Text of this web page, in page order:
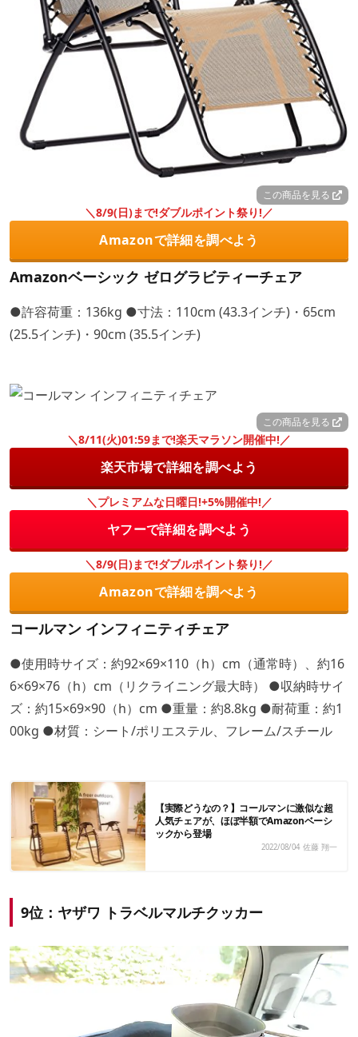
この商品を見る
＼8/9(日)まで!ダブルポイント祭り!／
Amazonで詳細を調べよう
Amazonベーシック ゼログラビティーチェア
●許容荷重：136kg ●寸法：110cm (43.3インチ)・65cm
(25.5インチ)・90cm (35.5インチ)
この商品を見る
＼8/11(火)01:59まで!楽天マラソン開催中!／
楽天市場で詳細を調べよう
＼プレミアムな日曜日!+5%開催中!／
ヤフーで詳細を調べよう
＼8/9(日)まで!ダブルポイント祭り!／
Amazonで詳細を調べよう
コールマン インフィニティチェア
●使用時サイズ：約92×69×110（h）cm（通常時）、約16
6×69×76（h）cm（リクライニング最大時） ●収納時サイ
ズ：約15×69×90（h）cm ●重量：約8.8kg ●耐荷重：約1
00kg ●材質：シート/ポリエステル、フレーム/スチール
【実際どうなの？】コールマンに激似な超
人気チェアが、ほぼ半額でAmazonベーシ
ックから登場
2022/08/04 佐藤 翔一
9位：ヤザワ トラベルマルチクッカー